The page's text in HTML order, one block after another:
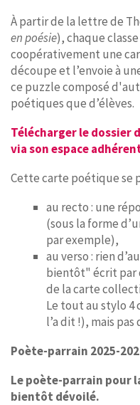
À partir de la lettre de
en poésie), chaque
coopérativement une
découpe et l’envoie à
ce puzzle composé
poétiques que d’élèves.
Télécharger le dossier
via son espace
Cette carte poétique se
au recto : une
(sous la forme
par exemple),
au verso : rien
bientôt" écrit par
de la carte
Le tout au stylo 4
l’a dit !), mais
Poète-parrain 2025-
Le poète-parrain pour
bientôt dévoilé.